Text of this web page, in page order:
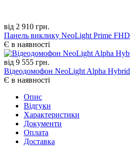
від 2 910 грн.
Панель виклику NeoLight Prime FHD
Є в наявності
від 9 555 грн.
Відеодомофон NeoLight Alpha Hybrid
Є в наявності
Опис
Відгуки
Характеристики
Документи
Оплата
Доставка